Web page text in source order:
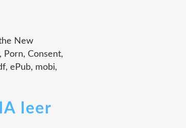
New
Porn, Consent,
ePub, mobi,
leer